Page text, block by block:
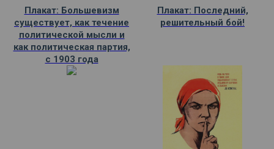
Плакат: Большевизм
существует, как течение
политической мысли и
как политическая партия,
с 1903 года
Плакат: Последний,
решительный бой!